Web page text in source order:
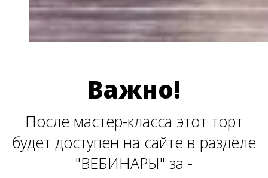
Важно!
После мастер-класса этот торт
будет доступен на сайте в разделе
"ВЕБИНАРЫ" за -